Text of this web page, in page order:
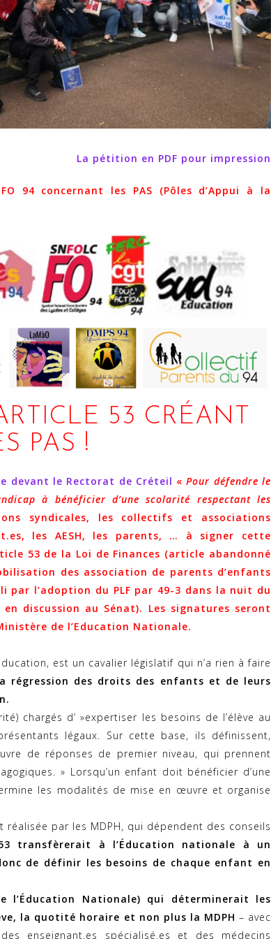
La pétition en PDF pour impression
94 concernant les PAS (Pôles d’Appui à la
53 CRÉANT
PAS !
devant le Rectorat de Créteil «Pour défendre le
à bénéficier d’une scolarité respectant les
syndicales, les collectifs et associations
les AESH, les parents, … à signer cette
53 de la Loi de Finances (article abandonné
des association de parents d’enfants
l’adoption du PLF par 49-3 dans la nuit du
discussion au Sénat). Les signatures seront
de l’Education Nationale.
est un cavalier législatif qui n’a rien à faire
régression des droits des enfants et de leurs
chargés d’ »expertiser les besoins de l’élève au
légaux. Sur cette base, ils définissent,
de réponses de premier niveau, qui prennent
» Lorsqu’un enfant doit bénéficier d’une
les modalités de mise en œuvre et organise
réalisée par les MDPH, qui dépendent des conseils
transfèrerait à l’Éducation nationale à un
de définir les besoins de chaque enfant en
l’Éducation Nationale) qui déterminerait les
la quotité horaire et non plus la MDPH – avec
enseignant.es spécialisé.es et des médecins